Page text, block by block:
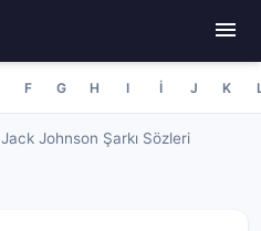
F G H I İ J K
Jack Johnson Şarkı Sözleri